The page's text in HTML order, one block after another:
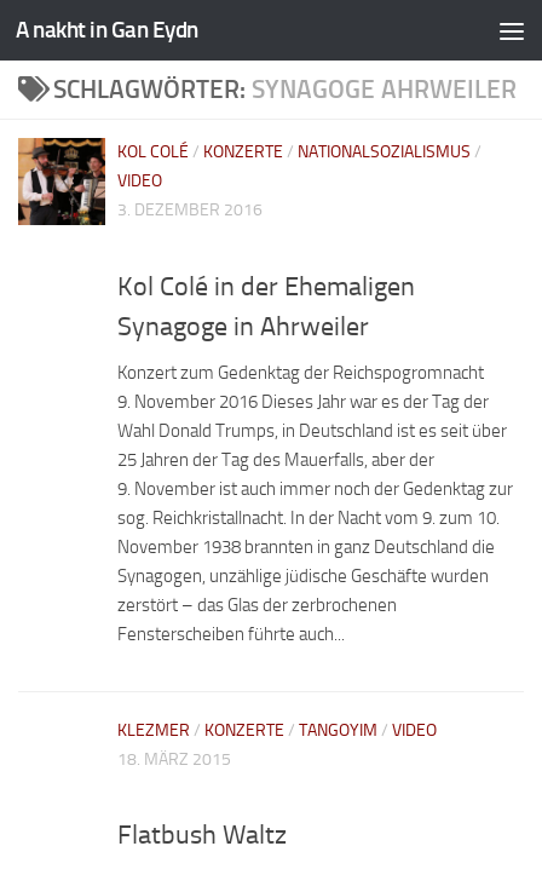
A nakht in Gan Eydn
SCHLAGWÖRTER: SYNAGOGE AHRWEILER
KOL COLÉ / KONZERTE / NATIONALSOZIALISMUS /
VIDEO
3. DEZEMBER 2016
Kol Colé in der Ehemaligen
Synagoge in Ahrweiler
Konzert zum Gedenktag der Reichspogromnacht
9. November 2016 Dieses Jahr war es der Tag der
Wahl Donald Trumps, in Deutschland ist es seit über
25 Jahren der Tag des Mauerfalls, aber der
9. November ist auch immer noch der Gedenktag zur
sog. Reichkristallnacht. In der Nacht vom 9. zum 10.
November 1938 brannten in ganz Deutschland die
Synagogen, unzählige jüdische Geschäfte wurden
zerstört – das Glas der zerbrochenen
Fensterscheiben führte auch...
KLEZMER / KONZERTE / TANGOYIM / VIDEO
18. MÄRZ 2015
Flatbush Waltz